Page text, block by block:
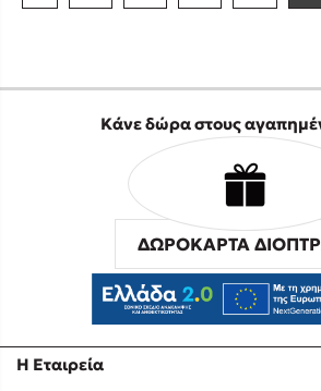
Η Εταιρεία
Κάνε δώρα στους
ΔΩΡΟΚΑΡΤΑ